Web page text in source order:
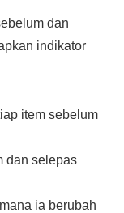
dan
indikator
item sebelum
dan selepas
ia berubah